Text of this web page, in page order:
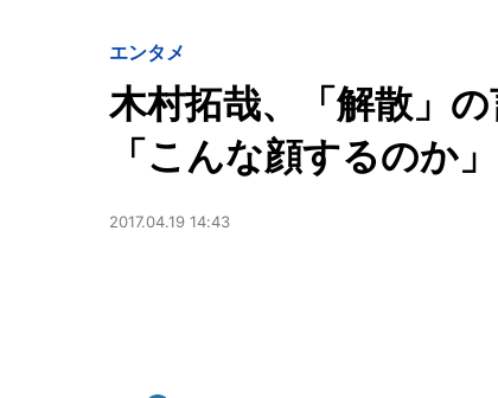
エンタメ
木村拓哉、「解散」
「こんな顔するのか」
2017.04.19 14:43